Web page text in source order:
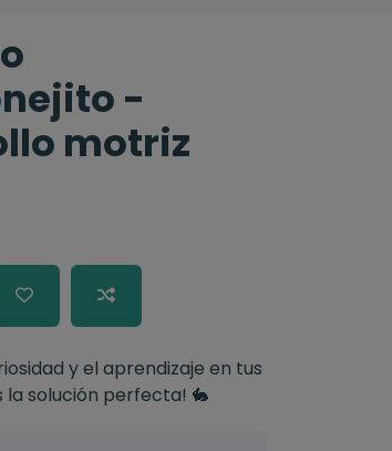
-
motriz
y el aprendizaje en tus
la solución perfecta! 🐇